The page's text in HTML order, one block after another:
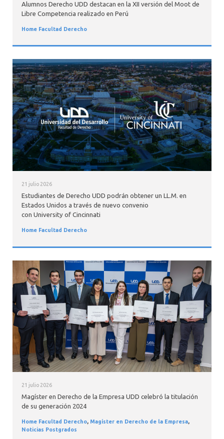
Alumnos Derecho UDD destacan en la XII versión del Moot de
Libre Competencia realizado en Perú
Home Facultad Derecho
21 julio 2026
Estudiantes de Derecho UDD podrán obtener un LL.M. en
Estados Unidos a través de nuevo convenio
con University of Cincinnati
Home Facultad Derecho
21 julio 2026
Magíster en Derecho de la Empresa UDD celebró la titulación
de su generación 2024
Home Facultad Derecho, Magíster en Derecho de la Empresa,
Noticias Postgrados